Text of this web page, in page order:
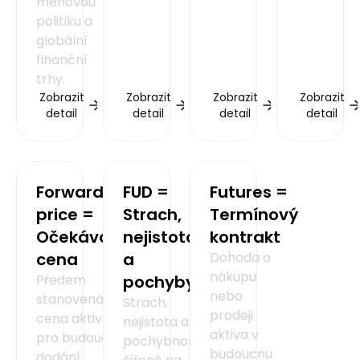
politiku a
globální
finanční
trhy.
Zobrazit
detail
Zobrazit
detail
Zobrazit
detail
Zobrazit
detail
Forward
price =
Očekávaná
cena
Předem
stanovená
cena aktiva
pro budoucí
FUD =
Strach,
nejistota
a
pochyby
Strach,
nejistota a
pochybnosti
Futures =
Termínový
kontrakt
Dohoda o
nákupu
nebo
prodeji
aktiva v
budoucnu